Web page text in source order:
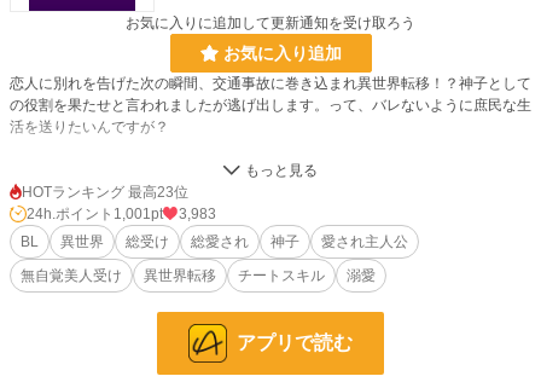
お気に入りに追加して更新通知を受け取ろう
お気に入り追加
恋人に別れを告げた次の瞬間、交通事故に巻き込まれ異世界転移！？神子として
の役割を果たせと言われましたが逃げ出します。って、バレないように庶民な生
活を送りたいんですが？
ヤンデレなる可能性大ですので注意。
小説 1,322 位 / 228,715 件
BL 241 位 / 31,406 件
HOTランキング 最高23位
24h.ポイント 1,001pt
3,983
BL
異世界 総受け 総愛され 神子
愛され主人公
無自覚美人受け
異世界転移 チートスキル 溺愛
アプリで読む